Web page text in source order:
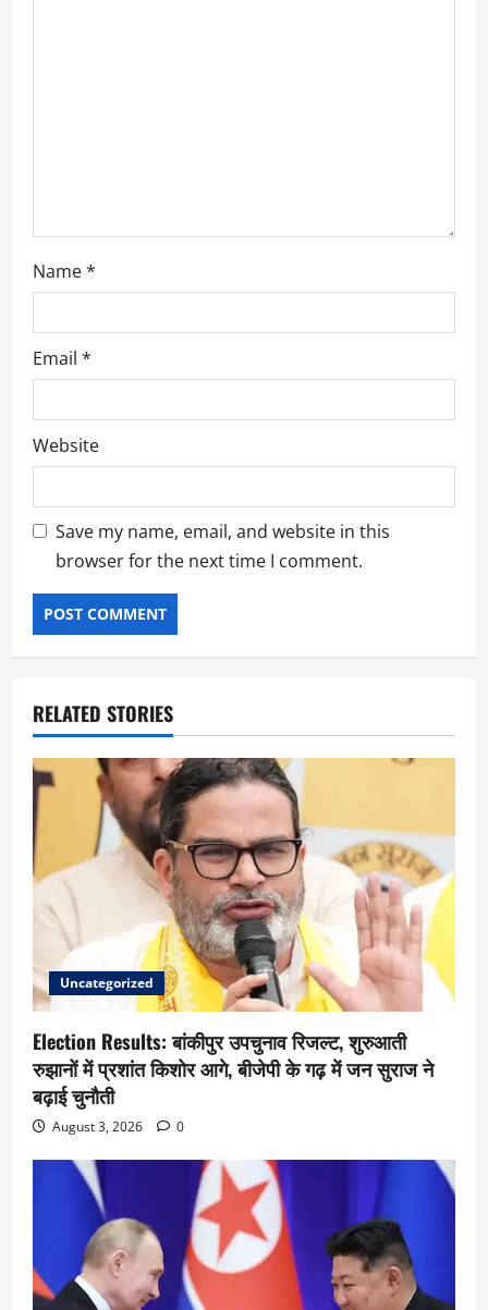
Name*
Email *
Website
Save my name, email, and website in this
browser for the next time I comment.
RELATED STORIES
Uncategorized
Election Results: बांकीपुर उपचुनाव रिजल्ट, शुरुआती
रुझानों में प्रशांत किशोर आगे, बीजेपी के गढ़ में जन सुराज ने
बढ़ाई चुनौती
August 3, 2026 0